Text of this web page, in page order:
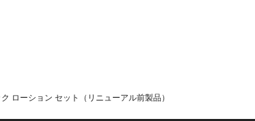
に１回分の使用量が吸
ローション セット（リニューアル前製品）